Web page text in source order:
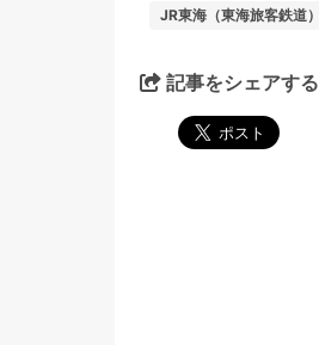
JR東海（東海旅客鉄道）
記事をシェアする